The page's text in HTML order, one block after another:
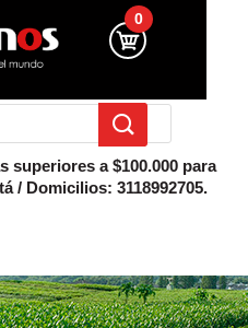
0
superiores a $100.000 para
/ Domicilios: 3118992705.